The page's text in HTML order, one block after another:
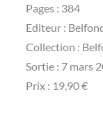
Pages : 384
Editeur :
Collection :
Sortie : 7 mars
Prix : 19,90 €